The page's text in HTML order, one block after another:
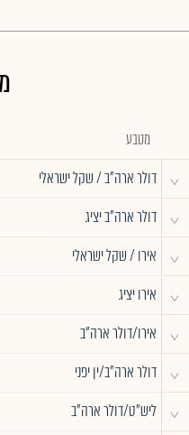
מטבע
^ דולר ארה"ב / שקל ישראלי
^ דולר ארה"ב יציג
^ אירו / שקל ישראלי
^ אירו יציג
^ אירו/דולר ארה"ב
^ דולר ארה"ב/ין יפני
^ ליש"ט/דולר ארה"ב